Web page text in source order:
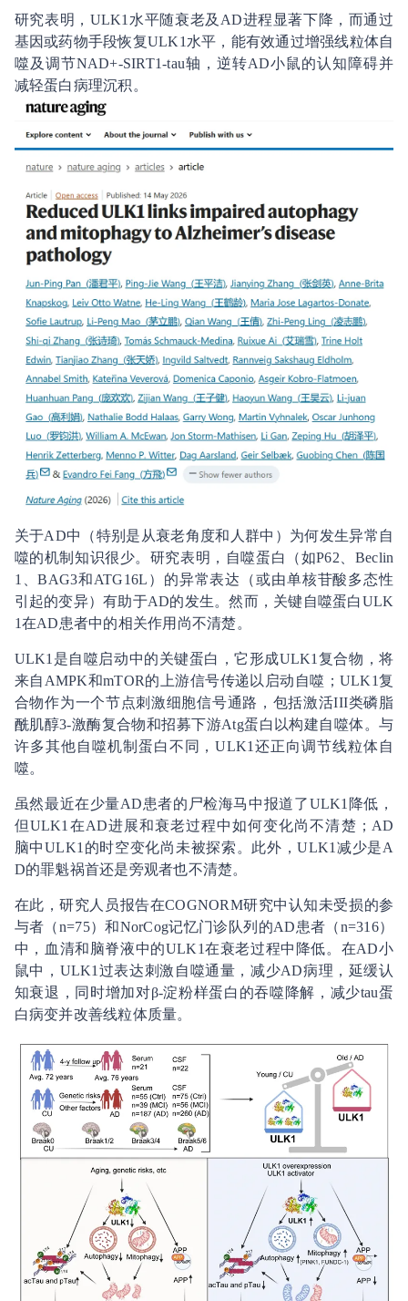
研究表明，ULK1水平随衰老及AD进程显著下降，而通过
基因或药物手段恢复ULK1水平，能有效通过增强线粒体自
噬及调节NAD+-SIRT1-tau轴，逆转AD小鼠的认知障碍并
减轻蛋白病理沉积。
关于AD中（特别是从衰老角度和人群中）为何发生异常自
噬的机制知识很少。研究表明，自噬蛋白（如P62、Beclin
1、BAG3和ATG16L）的异常表达（或由单核苷酸多态性
引起的变异）有助于AD的发生。然而，关键自噬蛋白ULK
1在AD患者中的相关作用尚不清楚。
ULK1是自噬启动中的关键蛋白，它形成ULK1复合物，将
来自AMPK和mTOR的上游信号传递以启动自噬；ULK1复
合物作为一个节点刺激细胞信号通路，包括激活III类磷脂
酰肌醇3-激酶复合物和招募下游Atg蛋白以构建自噬体。与
许多其他自噬机制蛋白不同，ULK1还正向调节线粒体自
噬。
虽然最近在少量AD患者的尸检海马中报道了ULK1降低，
但ULK1在AD进展和衰老过程中如何变化尚不清楚；AD
脑中ULK1的时空变化尚未被探索。此外，ULK1减少是A
D的罪魁祸首还是旁观者也不清楚。
在此，研究人员报告在COGNORM研究中认知未受损的参
与者（n=75）和NorCog记忆门诊队列的AD患者（n=316）
中，血清和脑脊液中的ULK1在衰老过程中降低。在AD小
鼠中，ULK1过表达刺激自噬通量，减少AD病理，延缓认
知衰退，同时增加对β-淀粉样蛋白的吞噬降解，减少tau蛋
白病变并改善线粒体质量。